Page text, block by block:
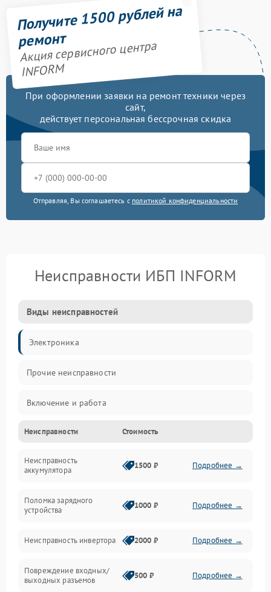
Получите 1500 рублей на
ремонт
Акция сервисного центра
INFORM
При оформлении заявки на ремонт техники через
сайт,
действует персональная бессрочная скидка
Отправляя, Вы соглашаетесь с политикой конфиденциальности
Неисправности ИБП INFORM
Виды неисправностей
Электроника
Прочие неисправности
Включение и работа
Работа с нагрузкой
Звук и индикация
Механические повреждения
Неисправности Стоимость
Неисправность
аккумулятора
1500 ₽ Подробнее →
Поломка зарядного
устройства
1000 ₽ Подробнее →
Неисправность инвертора 2000 ₽ Подробнее →
Повреждение входных/
выходных разъемов
500 ₽ Подробнее →